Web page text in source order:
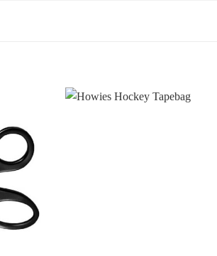
Add to
Wishlist